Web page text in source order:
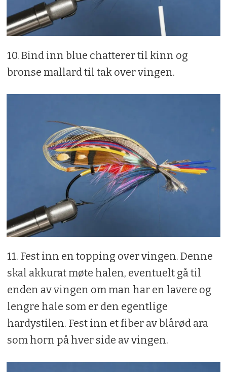
10. Bind inn blue chatterer til kinn og
bronse mallard til tak over vingen.
11. Fest inn en topping over vingen. Denne
skal akkurat møte halen, eventuelt gå til
enden av vingen om man har en lavere og
lengre hale som er den egentlige
hardystilen. Fest inn et fiber av blårød ara
som horn på hver side av vingen.